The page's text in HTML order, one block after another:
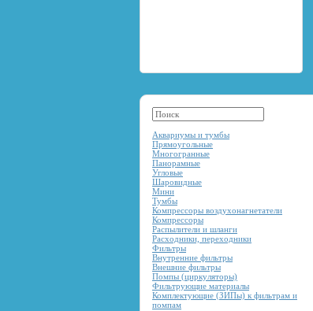
Аквариумы и тумбы
Прямоугольные
Многогранные
Панорамные
Угловые
Шаровидные
Мини
Тумбы
Компрессоры воздухонагнетатели
Компрессоры
Распылители и шланги
Расходники, переходники
Фильтры
Внутренние фильтры
Внешние фильтры
Помпы (циркуляторы)
Фильтрующие материалы
Комплектующие (ЗИПы) к фильтрам и
помпам